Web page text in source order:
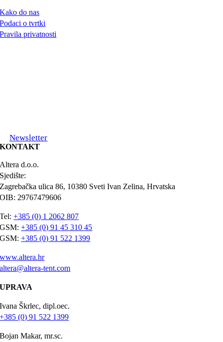
Kako do nas
Podaci o tvrtki
Pravila privatnosti
Newsletter
KONTAKT
Altera d.o.o.
Sjedište:
Zagrebačka ulica 86, 10380 Sveti Ivan Zelina, Hrvatska
OIB: 29767479606
Tel:+385 (0) 1 2062 807
GSM:+385 (0) 91 45 310 45
GSM:+385 (0) 91 522 1399
www.altera.hr
altera@altera-tent.com
UPRAVA
Ivana Škrlec, dipl.oec.
+385 (0) 91 522 1399
Bojan Makar, mr.sc.